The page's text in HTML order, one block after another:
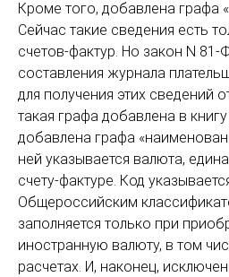
Кроме того, добавлена графа
Сейчас такие сведения есть
счетов-фактур. Но закон N
составления журнала
для получения этих сведений
такая графа добавлена в
добавлена графа
ней указывается валюта,
счету-фактуре. Код
Общероссийским
заполняется только при
иностранную валюту, в том
расчетах. И, наконец,